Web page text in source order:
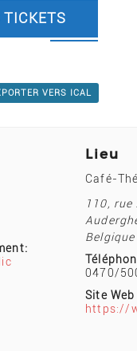
TICKETS
VERS ICAL
Lieu
Café-
110,
Belgique
0470/
Site Web
https://